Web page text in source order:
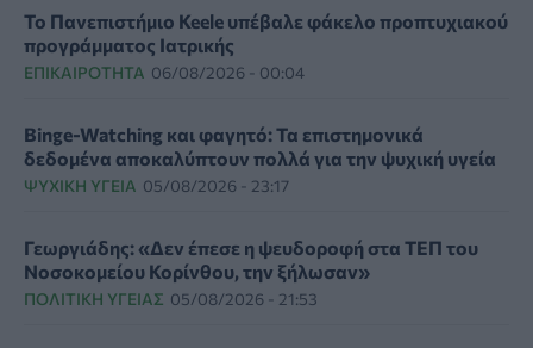
Το Πανεπιστήμιο Keele υπέβαλε φάκελο προπτυχιακού
προγράμματος Ιατρικής
ΕΠΙΚΑΙΡΌΤΗΤΑ 06/08/2026 - 00:04
Binge-Watching και φαγητό: Τα επιστημονικά
δεδομένα αποκαλύπτουν πολλά για την ψυχική υγεία
ΨΥΧΙΚΉ ΥΓΕΊΑ 05/08/2026 - 23:17
Γεωργιάδης: «Δεν έπεσε η ψευδοροφή στα ΤΕΠ του
Νοσοκομείου Κορίνθου, την ξήλωσαν»
ΠΟΛΙΤΙΚΉ ΥΓΕΊΑΣ 05/08/2026 - 21:53